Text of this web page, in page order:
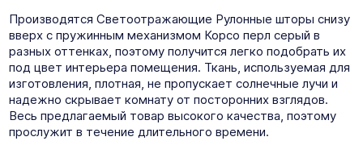
Производятся Светоотражающие Рулонные шторы снизу
вверх с пружинным механизмом Корсо перл серый в
разных оттенках, поэтому получится легко подобрать их
под цвет интерьера помещения. Ткань, используемая для
изготовления, плотная, не пропускает солнечные лучи и
надежно скрывает комнату от посторонних взглядов.
Весь предлагаемый товар высокого качества, поэтому
прослужит в течение длительного времени.